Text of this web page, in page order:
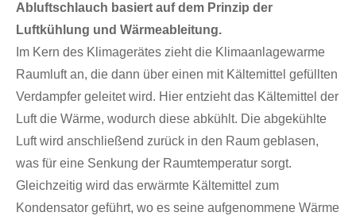
Abluftschlauch basiert auf dem Prinzip der
Luftkühlung und Wärmeableitung.
Im Kern des Klimagerätes zieht die Klimaanlagewarme
Raumluft an, die dann über einen mit Kältemittel gefüllten
Verdampfer geleitet wird. Hier entzieht das Kältemittel der
Luft die Wärme, wodurch diese abkühlt. Die abgekühlte
Luft wird anschließend zurück in den Raum geblasen,
was für eine Senkung der Raumtemperatur sorgt.
Gleichzeitig wird das erwärmte Kältemittel zum
Kondensator geführt, wo es seine aufgenommene Wärme